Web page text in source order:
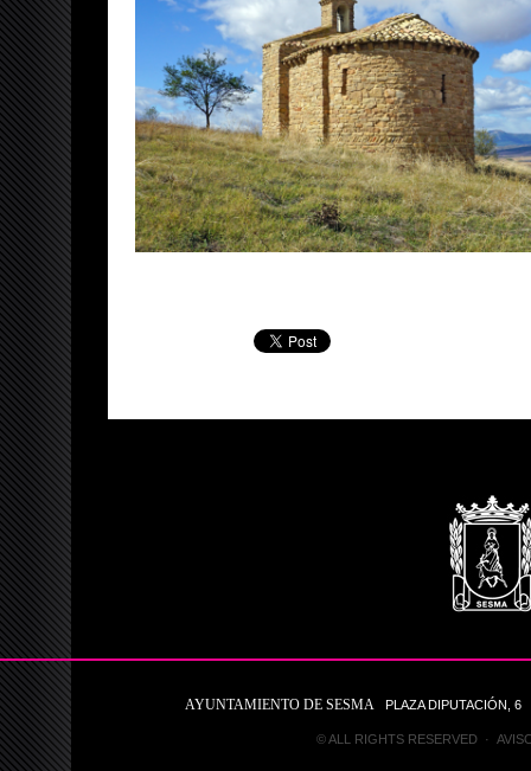
AYUNTAMIENTO DE SESMA PLAZA DIPUTACIÓN, 6
© ALL RIGHTS RESERVED ·